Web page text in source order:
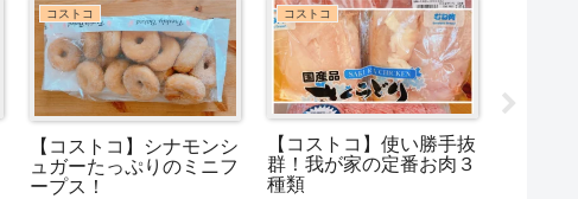
コストコ
【コストコ】シナモンシ
ュガーたっぷりのミニフ
ープス！
コストコ
【コストコ】使い勝手抜
群！我が家の定番お肉３
種類